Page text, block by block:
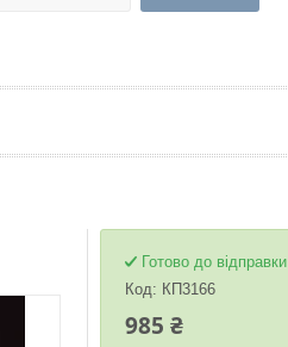
Готово до відправки
Код: КП3166
985 ₴